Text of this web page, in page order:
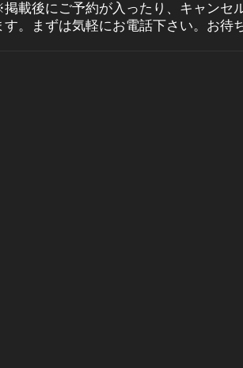
載後にご予約が入ったり、キャンセ
す。まずは気軽にお電話下さい。お待